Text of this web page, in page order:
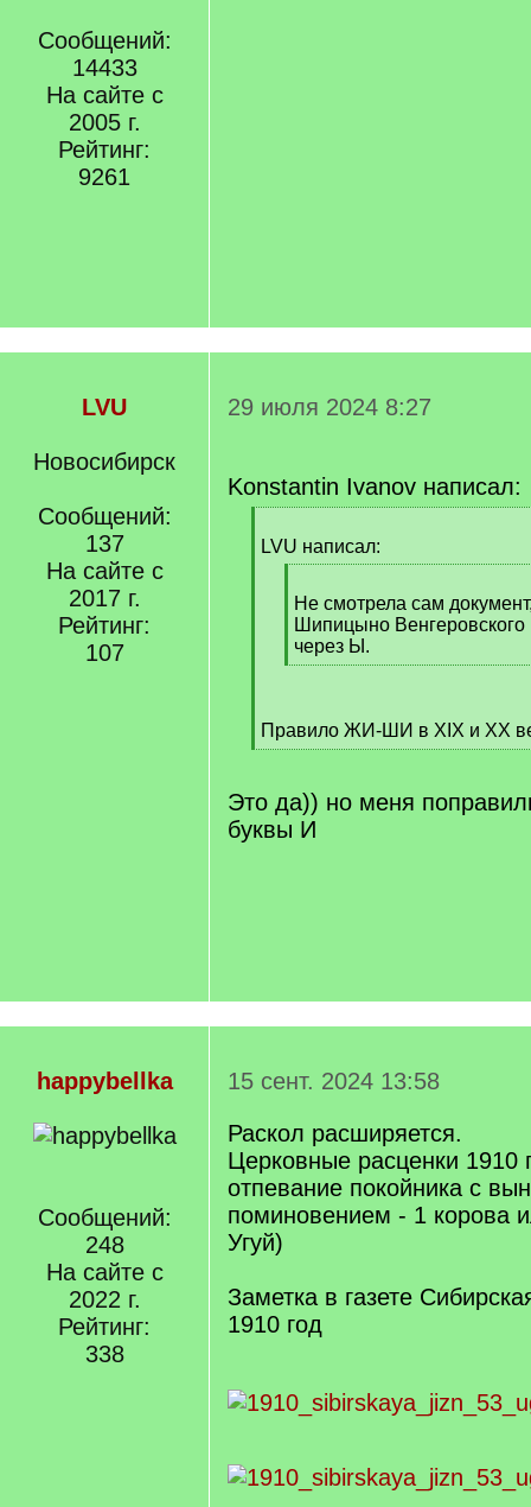
Сообщений:
14433
На сайте с
2005 г.
Рейтинг:
9261
LVU
Новосибирск
Сообщений:
137
На сайте с
2017 г.
Рейтинг:
107
29 июля 2024 8:27
Konstantin Ivanov написал:
qLVU написал:
q
]
Не смотрела сам
Шипицыно Венгеровского
через Ы.
[
]
Правило ЖИ-ШИ в XIX и ХХ
[
q
]
Это да)) но меня
буквы И
happybellka
Сообщений:
248
На сайте с
2022 г.
Рейтинг:
338
15 сент. 2024 13:58
Раскол расширяется.
Церковные расценки 1910
отпевание покойника с
поминовением - 1 корова
Угуй)
Заметка в газете
1910 год